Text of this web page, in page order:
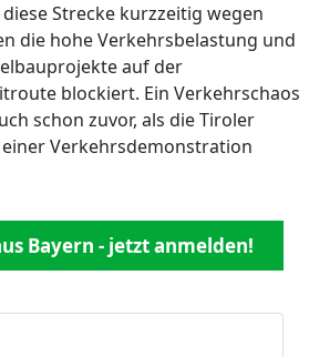
Strecke kurzzeitig wegen
die hohe Verkehrsbelastung und
auf der
blockiert. Ein Verkehrschaos
schon zuvor, als die Tiroler
Verkehrsdemonstration
Bayern - jetzt anmelden!